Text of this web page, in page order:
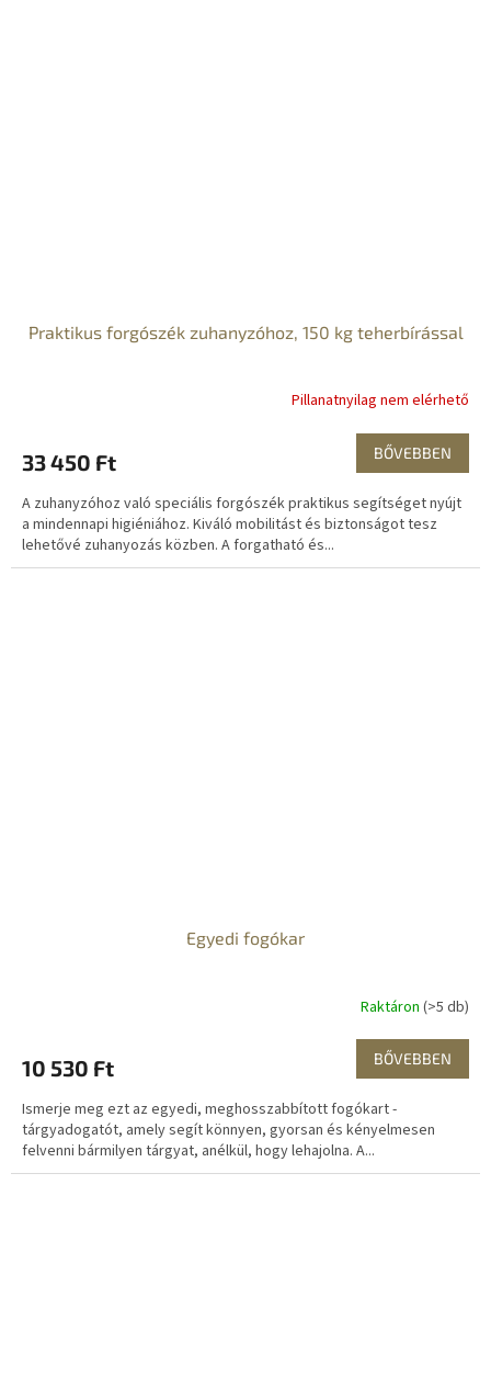
Praktikus forgószék zuhanyzóhoz, 150 kg teherbírással
Pillanatnyilag nem elérhető
33 450 Ft BŐVEBBEN
A zuhanyzóhoz való speciális forgószék praktikus segítséget nyújt
a mindennapi higiéniához. Kiváló mobilitást és biztonságot tesz
lehetővé zuhanyozás közben. A forgatható és...
Egyedi fogókar
Raktáron (>5 db)
10 530 Ft BŐVEBBEN
Ismerje meg ezt az egyedi, meghosszabbított fogókart -
tárgyadogatót, amely segít könnyen, gyorsan és kényelmesen
felvenni bármilyen tárgyat, anélkül, hogy lehajolna. A...